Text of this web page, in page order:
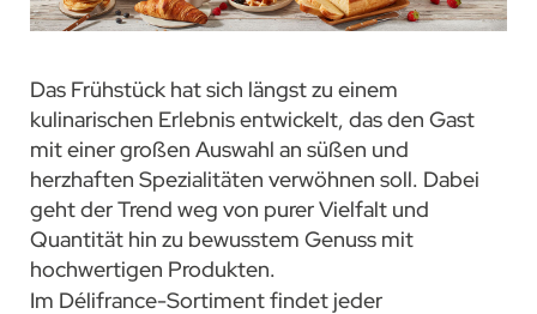
Das Frühstück hat sich längst zu einem
kulinarischen Erlebnis entwickelt, das den Gast
mit einer großen Auswahl an süßen und
herzhaften Spezialitäten verwöhnen soll. Dabei
geht der Trend weg von purer Vielfalt und
Quantität hin zu bewusstem Genuss mit
hochwertigen Produkten.
Im Délifrance-Sortiment findet jeder